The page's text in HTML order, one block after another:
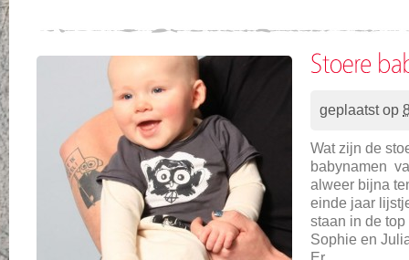
geplaatst op
Wat zijn de
babynamen
alweer bijna
einde jaar
staan in de
Sophie en